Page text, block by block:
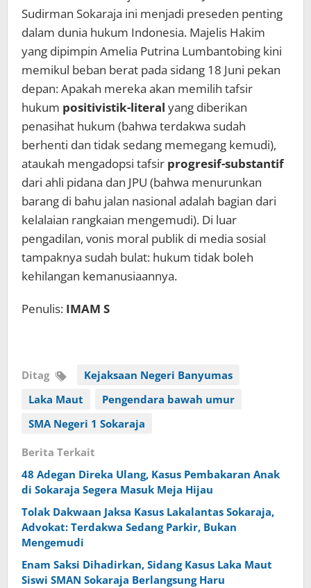
Sudirman Sokaraja ini menjadi preseden penting
dalam dunia hukum Indonesia. Majelis Hakim
yang dipimpin Amelia Putrina Lumbantobing kini
memikul beban berat pada sidang 18 Juni pekan
depan: Apakah mereka akan memilih tafsir
hukum positivistik-literal yang diberikan
penasihat hukum (bahwa terdakwa sudah
berhenti dan tidak sedang memegang kemudi),
ataukah mengadopsi tafsir progresif-substantif
dari ahli pidana dan JPU (bahwa menurunkan
barang di bahu jalan nasional adalah bagian dari
kelalaian rangkaian mengemudi). Di luar
pengadilan, vonis moral publik di media sosial
tampaknya sudah bulat: hukum tidak boleh
kehilangan kemanusiaannya.
Penulis: IMAM S
Ditag
Kejaksaan Negeri Banyumas
Laka Maut
Pengendara bawah umur
SMA Negeri 1 Sokaraja
Berita Terkait
48 Adegan Direka Ulang, Kasus Pembakaran Anak
di Sokaraja Segera Masuk Meja Hijau
Tolak Dakwaan Jaksa Kasus Lakalantas Sokaraja,
Advokat: Terdakwa Sedang Parkir, Bukan
Mengemudi
Enam Saksi Dihadirkan, Sidang Kasus Laka Maut
Siswi SMAN Sokaraja Berlangsung Haru